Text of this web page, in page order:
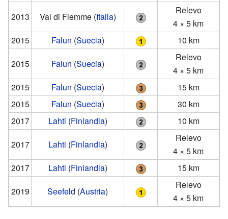
2013
Val di Fiemme (Italia)
Relevo
4 × 5 km
2015
Falun (Suecia)
10 km
2015
Falun (Suecia)
Relevo
4 × 5 km
2015
Falun (Suecia)
15 km
2015
Falun (Suecia)
30 km
2017
Lahti (Finlandia)
10 km
2017
Lahti (Finlandia)
Relevo
4 × 5 km
2017
Lahti (Finlandia)
15 km
2019
Seefeld (Austria)
Relevo
4 × 5 km